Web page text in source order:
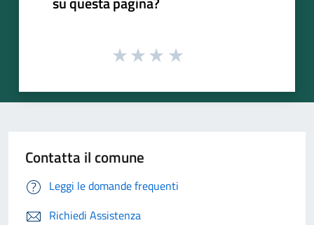
Contatta il comune
Leggi le domande frequenti
Richiedi Assistenza